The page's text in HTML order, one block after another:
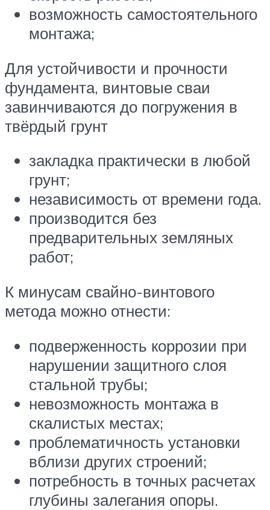
возможность самостоятельного
монтажа;
Для устойчивости и прочности
фундамента, винтовые сваи
завинчиваются до погружения в
твёрдый грунт
закладка практически в любой
грунт;
независимость от времени года.
производится без
предварительных земляных
работ;
К минусам свайно-винтового
метода можно отнести:
подверженность коррозии при
нарушении защитного слоя
стальной трубы;
невозможность монтажа в
скалистых местах;
проблематичность установки
вблизи других строений;
потребность в точных расчетах
глубины залегания опоры.